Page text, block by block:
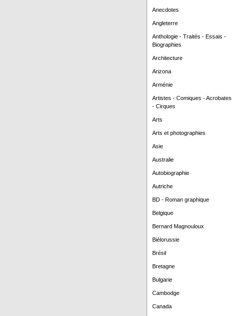
Anecdotes
Angleterre
Anthologie - Traités - Essais -
Biographies
Architecture
Arizona
Arménie
Artistes - Comiques - Acrobates
- Cirques
Arts
Arts et photographies
Asie
Australie
Autobiographie
Autriche
BD - Roman graphique
Belgique
Bernard Magnouloux
Biélorussie
Brésil
Bretagne
Bulgarie
Cambodge
Canada